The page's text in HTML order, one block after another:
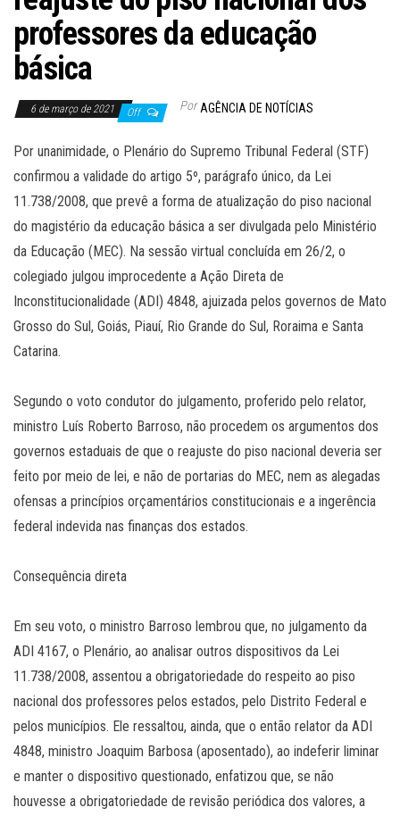
professores da educação
básica
6 de março de 2021 Off Por AGÊNCIA DE NOTÍCIAS
Por unanimidade, o Plenário do Supremo Tribunal Federal (STF)
confirmou a validade do artigo 5º, parágrafo único, da Lei
11.738/2008, que prevê a forma de atualização do piso nacional
do magistério da educação básica a ser divulgada pelo Ministério
da Educação (MEC). Na sessão virtual concluída em 26/2, o
colegiado julgou improcedente a Ação Direta de
Inconstitucionalidade (ADI) 4848, ajuizada pelos governos de Mato
Grosso do Sul, Goiás, Piauí, Rio Grande do Sul, Roraima e Santa
Catarina.
Segundo o voto condutor do julgamento, proferido pelo relator,
ministro Luís Roberto Barroso, não procedem os argumentos dos
governos estaduais de que o reajuste do piso nacional deveria ser
feito por meio de lei, e não de portarias do MEC, nem as alegadas
ofensas a princípios orçamentários constitucionais e a ingerência
federal indevida nas finanças dos estados.
Consequência direta
Em seu voto, o ministro Barroso lembrou que, no julgamento da
ADI 4167, o Plenário, ao analisar outros dispositivos da Lei
11.738/2008, assentou a obrigatoriedade do respeito ao piso
nacional dos professores pelos estados, pelo Distrito Federal e
pelos municípios. Ele ressaltou, ainda, que o então relator da ADI
4848, ministro Joaquim Barbosa (aposentado), ao indeferir liminar
e manter o dispositivo questionado, enfatizou que, se não
houvesse a obrigatoriedade de revisão periódica dos valores, a